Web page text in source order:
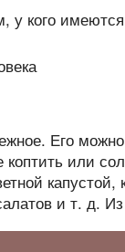
у кого
Его
или
капустой,
и т. д.